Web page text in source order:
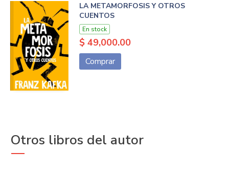
LA METAMORFOSIS Y OTROS
CUENTOS
En stock
$ 49,000.00
Comprar
Otros libros del autor